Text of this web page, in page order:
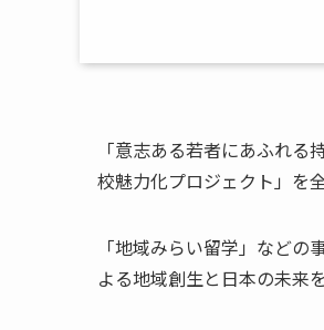
「意志ある若者にあふれ
校魅力化プロジェクト」を
「地域みらい留学」など
よる地域創生と日本の未来